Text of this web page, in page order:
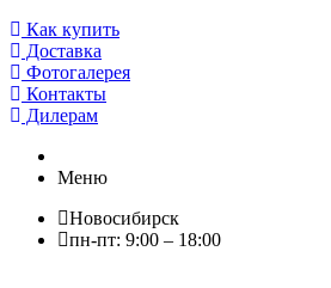
Как купить
Доставка
Фотогалерея
Контакты
Дилерам
Меню
Новосибирск
пн-пт: 9:00 – 18:00